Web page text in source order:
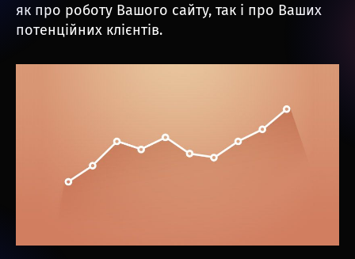
як про роботу Вашого сайту, так і про Ваших
потенційних клієнтів.